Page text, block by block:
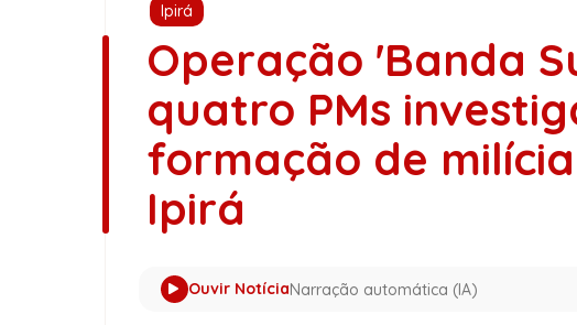
Ipirá
Operação 'Banda
quatro PMs
formação de
Ipirá
Ouvir NotíciaNarração automática (IA)